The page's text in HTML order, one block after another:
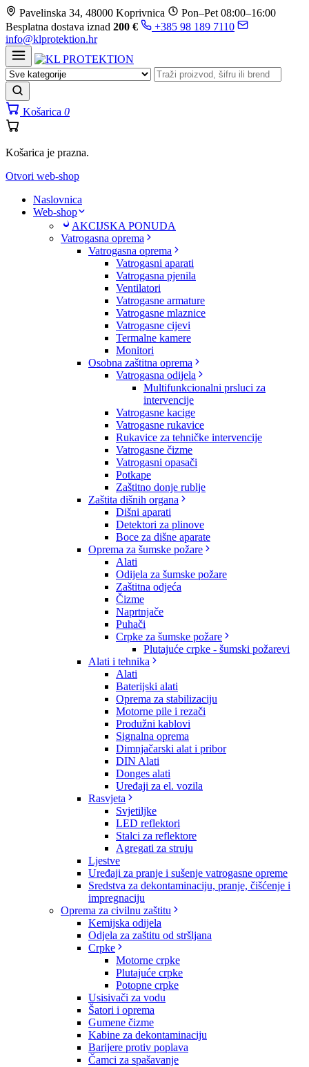
Prijeđi
na
sadržaj
Pavelinska 34, 48000 Koprivnica
Pon–Pet 08:00–16:00
Besplatna dostava iznad 200 €
+385 98 189 7110
info@klprotektion.hr
Košarica 0
Košarica je prazna.
Otvori web-shop
Naslovnica
Web-shop
AKCIJSKA PONUDA
Vatrogasna oprema
Vatrogasna oprema
Vatrogasni aparati
Vatrogasna pjenila
Ventilatori
Vatrogasne armature
Vatrogasne mlaznice
Vatrogasne cijevi
Termalne kamere
Monitori
Osobna zaštitna oprema
Vatrogasna odijela
Multifunkcionalni prsluci za
intervencije
Vatrogasne kacige
Vatrogasne rukavice
Rukavice za tehničke intervencije
Vatrogasne čizme
Vatrogasni opasači
Potkape
Zaštitno donje rublje
Zaštita dišnih organa
Dišni aparati
Detektori za plinove
Boce za dišne aparate
Oprema za šumske požare
Alati
Odijela za šumske požare
Zaštitna odjeća
Čizme
Naprtnjače
Puhači
Crpke za šumske požare
Plutajuće crpke - šumski požarevi
Alati i tehnika
Alati
Baterijski alati
Oprema za stabilizaciju
Motorne pile i rezači
Produžni kablovi
Signalna oprema
Dimnjačarski alat i pribor
DIN Alati
Donges alati
Uređaji za el. vozila
Rasvjeta
Svjetiljke
LED reflektori
Stalci za reflektore
Agregati za struju
Ljestve
Uređaji za pranje i sušenje vatrogasne opreme
Sredstva za dekontaminaciju, pranje, čišćenje i
impregnaciju
Oprema za civilnu zaštitu
Kemijska odijela
Odjela za zaštitu od stršljana
Crpke
Motorne crpke
Plutajuće crpke
Potopne crpke
Usisivači za vodu
Šatori i oprema
Gumene čizme
Kabine za dekontaminaciju
Barijere protiv poplava
Čamci za spašavanje